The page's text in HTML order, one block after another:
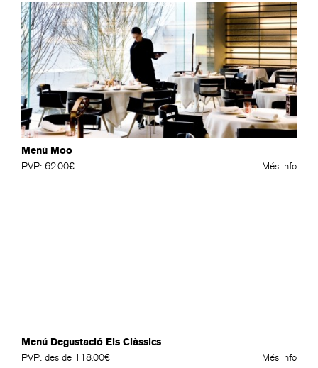
Menú Moo
PVP: 62.00€
Més info
Menú Degustació Els Clàssics
PVP: des de 118.00€
Més info